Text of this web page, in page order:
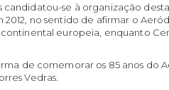
candidatou-se à organização
no sentido de afirmar o
europeia, enquanto
de comemorar os 85 anos do
Vedras.